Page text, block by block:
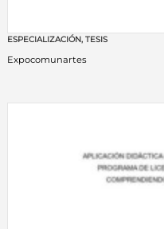
ESPECIALIZACIÓN, TESIS
Expocomunartes